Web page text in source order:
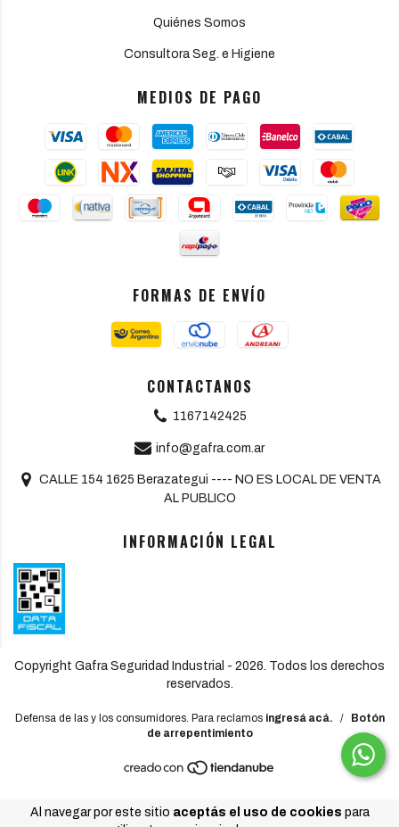
Al navegar por este sitio aceptás el uso de cookies para
Quiénes Somos
Consultora Seg. e Higiene
MEDIOS DE PAGO
FORMAS DE ENVÍO
CONTACTANOS
1167142425
info@gafra.com.ar
CALLE 154 1625 Berazategui ---- NO ES LOCAL DE VENTA
AL PUBLICO
INFORMACIÓN LEGAL
Copyright Gafra Seguridad Industrial - 2026. Todos los derechos
reservados.
Defensa de las y los consumidores. Para reclamos ingresá acá. /
Botón
de arrepentimiento